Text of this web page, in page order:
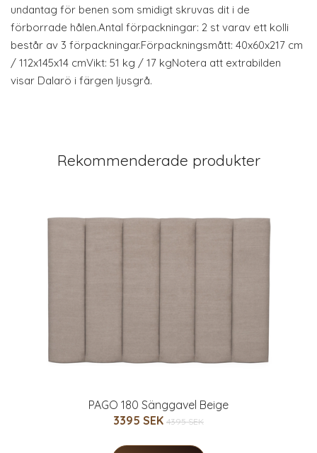
undantag för benen som smidigt skruvas dit i de
förborrade hålen.Antal förpackningar: 2 st varav ett kolli
består av 3 förpackningar.Förpackningsmått: 40x60x217 cm
/ 112x145x14 cmVikt: 51 kg / 17 kgNotera att extrabilden
visar Dalarö i färgen ljusgrå.
Rekommenderade produkter
PAGO 180 Sänggavel Beige
3395 SEK 4395 SEK